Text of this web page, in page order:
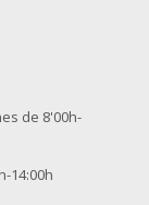
de 8'00h-
14:00h